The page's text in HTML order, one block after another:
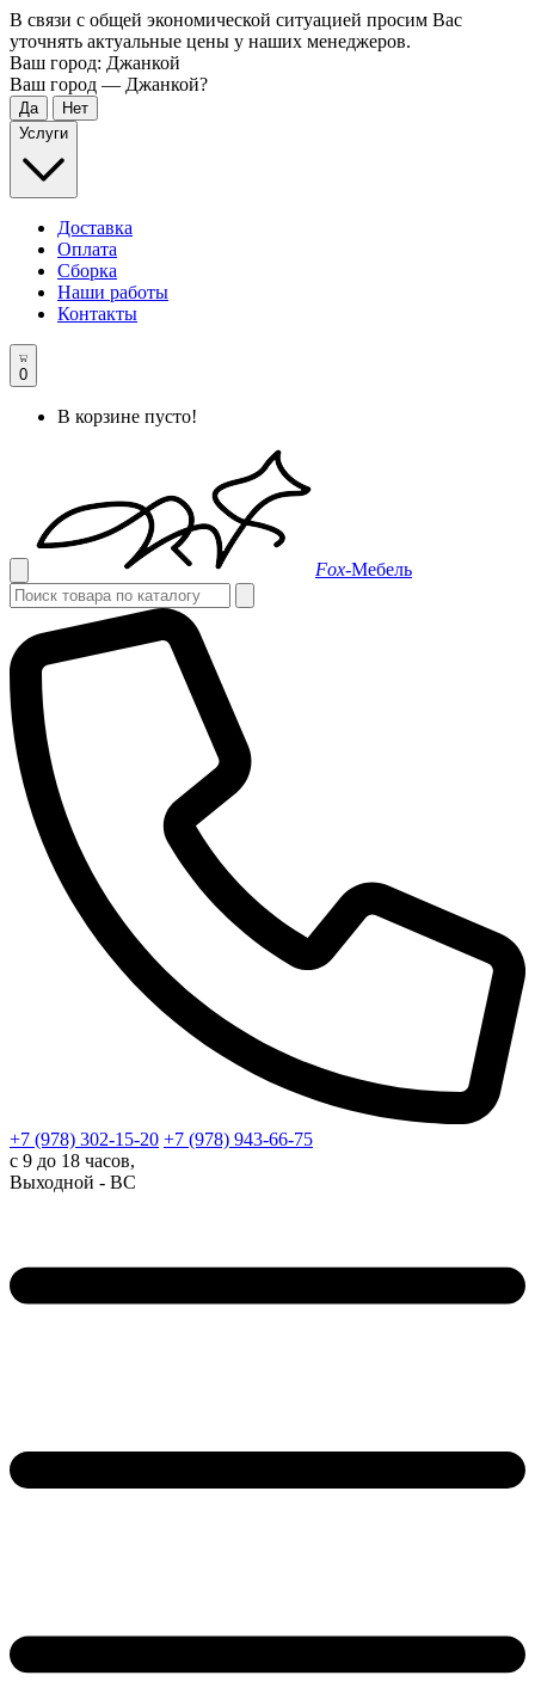
В связи с общей экономической ситуацией просим Вас
уточнять актуальные цены у наших менеджеров.
Ваш город: Джанкой
Ваш город — Джанкой?
Услуги
Доставка
Оплата
Сборка
Наши работы
Контакты
0
В корзине пусто!
Fox-Мебель
+7 (978) 302-15-20 +7 (978) 943-66-75
с 9 до 18 часов,
Выходной - ВС